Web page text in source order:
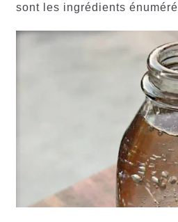
sont les ingrédients